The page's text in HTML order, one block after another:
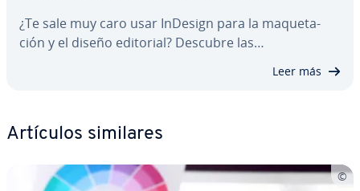
¿Te sale muy caro usar InDesign para la ma­que­ta­
ción y el diseño editorial? Descubre las…
Leer más
Artículos similares